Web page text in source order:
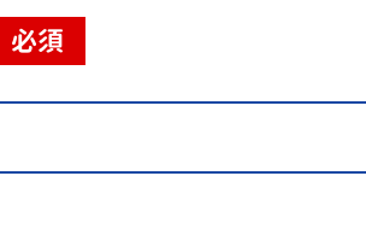
必須